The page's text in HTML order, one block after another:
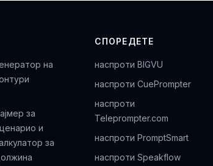
на
за
и
за
СПОРЕДЕТЕ
наспроти BIGVU
наспроти CuePrompter
наспроти
Teleprompter.com
наспроти PromptSmart
наспроти Speakflow